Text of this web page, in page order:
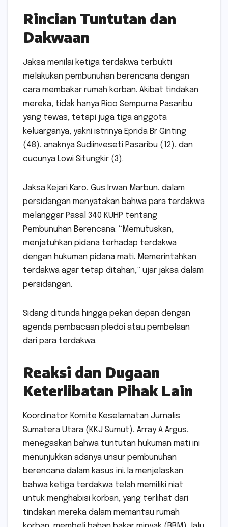
Rincian Tuntutan dan
Dakwaan
Jaksa menilai ketiga terdakwa terbukti
melakukan pembunuhan berencana dengan
cara membakar rumah korban. Akibat tindakan
mereka, tidak hanya Rico Sempurna Pasaribu
yang tewas, tetapi juga tiga anggota
keluarganya, yakni istrinya Eprida Br Ginting
(48), anaknya Sudiinveseti Pasaribu (12), dan
cucunya Lowi Situngkir (3).
Jaksa Kejari Karo, Gus Irwan Marbun, dalam
persidangan menyatakan bahwa para terdakwa
melanggar Pasal 340 KUHP tentang
Pembunuhan Berencana. “Memutuskan,
menjatuhkan pidana terhadap terdakwa
dengan hukuman pidana mati. Memerintahkan
terdakwa agar tetap ditahan,” ujar jaksa dalam
persidangan.
Sidang ditunda hingga pekan depan dengan
agenda pembacaan pledoi atau pembelaan
dari para terdakwa.
Reaksi dan Dugaan
Keterlibatan Pihak Lain
Koordinator Komite Keselamatan Jurnalis
Sumatera Utara (KKJ Sumut), Array A Argus,
menegaskan bahwa tuntutan hukuman mati ini
menunjukkan adanya unsur pembunuhan
berencana dalam kasus ini. Ia menjelaskan
bahwa ketiga terdakwa telah memiliki niat
untuk menghabisi korban, yang terlihat dari
tindakan mereka dalam memantau rumah